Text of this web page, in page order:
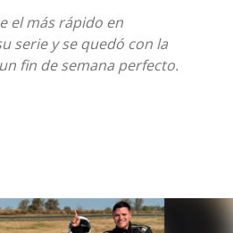
el más rápido en
serie y se quedó con la
fin de semana perfecto.